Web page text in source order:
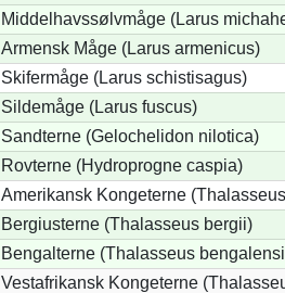
Middelhavssølvmåge (Larus
Armensk Måge (Larus armenicus)
Skifermåge (Larus schistisagus)
Sildemåge (Larus fuscus)
Sandterne (Gelochelidon nilotica)
Rovterne (Hydroprogne caspia)
Amerikansk Kongeterne
Bergiusterne (Thalasseus bergii)
Bengalterne (Thalasseus
Vestafrikansk Kongeterne